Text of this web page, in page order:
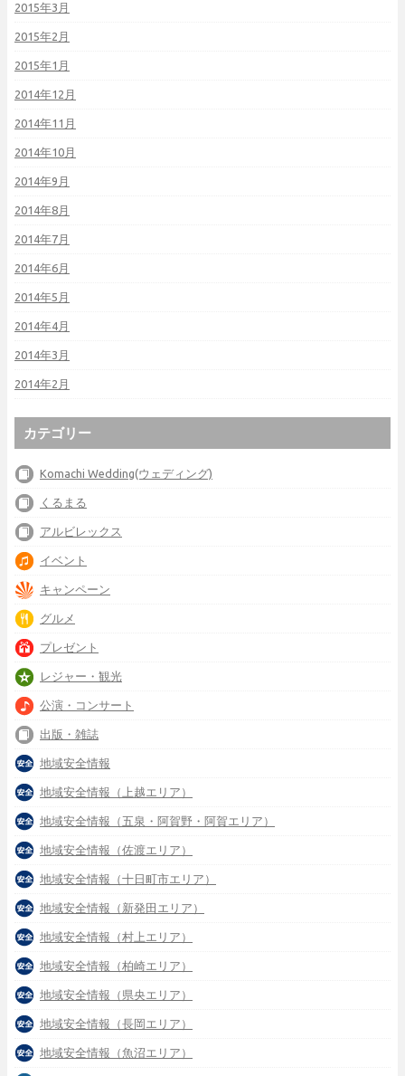
2015年3月
2015年2月
2015年1月
2014年12月
2014年11月
2014年10月
2014年9月
2014年8月
2014年7月
2014年6月
2014年5月
2014年4月
2014年3月
2014年2月
カテゴリー
Komachi Wedding(ウェディング)
くるまる
アルビレックス
イベント
キャンペーン
グルメ
プレゼント
レジャー・観光
公演・コンサート
出版・雑誌
地域安全情報
地域安全情報（上越エリア）
地域安全情報（五泉・阿賀野・阿賀エリア）
地域安全情報（佐渡エリア）
地域安全情報（十日町市エリア）
地域安全情報（新発田エリア）
地域安全情報（村上エリア）
地域安全情報（柏崎エリア）
地域安全情報（県央エリア）
地域安全情報（長岡エリア）
地域安全情報（魚沼エリア）